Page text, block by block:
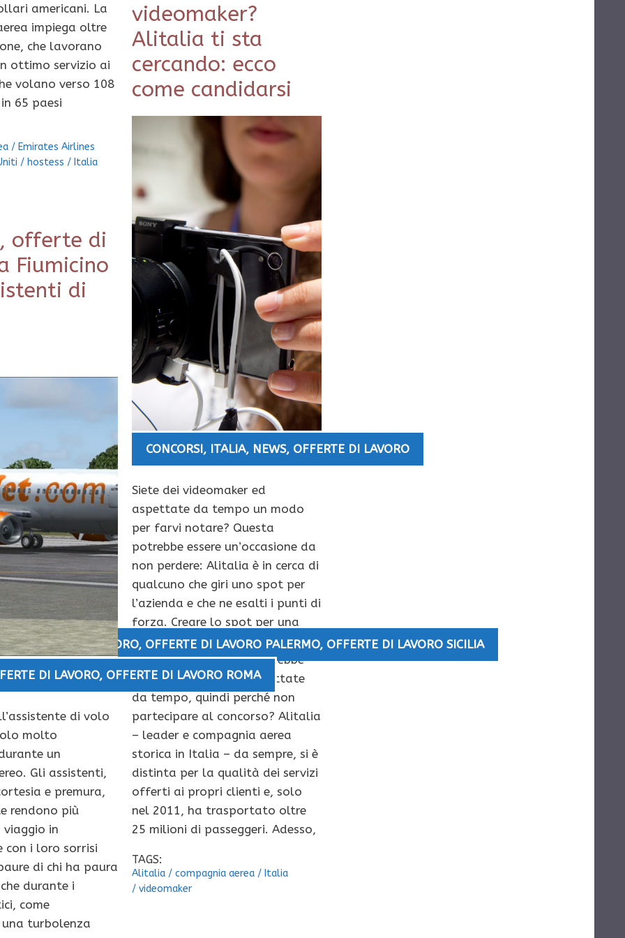
americani. La
impiega oltre
che lavorano
ottimo servizio ai
volano verso 108
65 paesi
/ Emirates Airlines
/ hostess / Italia
videomaker?
Alitalia ti sta
cercando: ecco
come candidarsi
CONCORSI, ITALIA, NEWS, OFFERTE DI LAVORO
Siete dei videomaker ed
aspettate da tempo un modo
per farvi notare? Questa
potrebbe essere un’occasione da
non perdere: Alitalia è in cerca di
qualcuno che giri uno spot per
l’azienda e che ne esalti i punti di
forza. Creare lo spot per una
delle compagnie aeree più
importanti d’Europa potrebbe
essere la svolta che aspettate
da tempo, quindi perché non
partecipare al concorso? Alitalia
– leader e compagnia aerea
storica in Italia – da sempre, si è
distinta per la qualità dei servizi
offerti ai propri clienti e, solo
nel 2011, ha trasportato oltre
25 milioni di passeggeri. Adesso,
TAGS:
Alitalia /compagnia aerea / Italia
/videomaker
,OFFERTE DI LAVORO, OFFERTE DI LAVORO PALERMO, OFFERTE DI LAVORO SICILIA
offerte di
Fiumicino
di
DI LAVORO, OFFERTE DI LAVORO ROMA
di volo
molto
un
Gli assistenti,
e premura,
rendono più
viaggio in
con i loro sorrisi
di chi ha paura
durante i
come
turbolenza